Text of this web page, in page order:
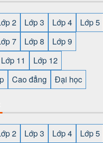
2 Lớp 3 Lớp 4
Lớp 5
7 Lớp 8
Lớp 9
Lớp 11
Lớp 12
Cao đẳng Đại học
2 Lớp 3 Lớp 4
Lớp 5